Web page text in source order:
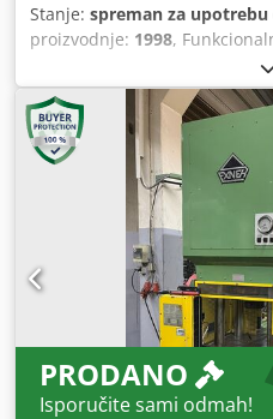
Stanje: spreman za
proizvodnje: 1998,
, hod
stalaka:1.350 mm, visina
KARAKTERISTIKE Tlak: 250 t
mm Hod: 400 mm Visina
Aofx Al Iof Dimenzije stola:
prolaz s bočne strane: 640
DETALJI O STROJU
3.600 x 2.800 x 5.700 mm
PRODANO
Isporučite sami odmah!